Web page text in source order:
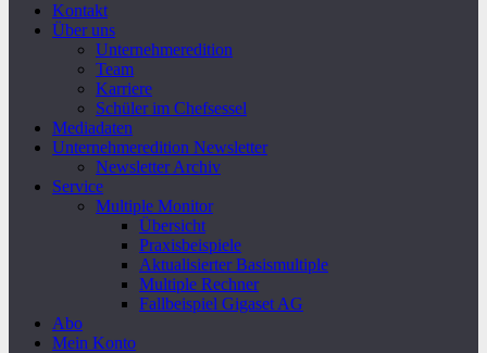
Kontakt
Über uns
Unternehmeredition
Team
Karriere
Schüler im Chefsessel
Mediadaten
Unternehmeredition Newsletter
Newsletter Archiv
Service
Multiple Monitor
Übersicht
Praxisbeispiele
Aktualisierter Basismultiple
Multiple Rechner
Fallbeispiel Gigaset AG
Abo
Mein Konto